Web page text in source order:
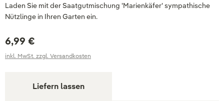
Laden Sie mit der Saatgutmischung 'Marienkäfer' sympathische
Nützlinge in Ihren Garten ein.
6,99 €
inkl. MwSt. zzgl. Versandkosten
Liefern lassen